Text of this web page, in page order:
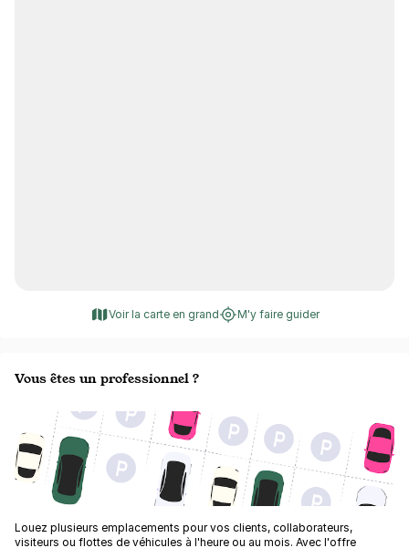
Voir la carte en grand M'y faire guider
Vous êtes un professionnel ?
Louez plusieurs emplacements pour vos clients, collaborateurs,
visiteurs ou flottes de véhicules à l'heure ou au mois. Avec l'offre